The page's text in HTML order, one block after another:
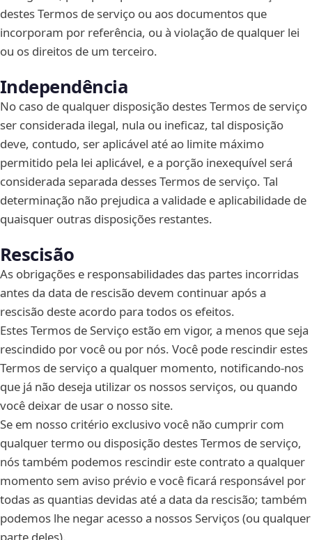
destes Termos de serviço ou aos documentos que
incorporam por referência, ou à violação de qualquer lei
ou os direitos de um terceiro.
Independência
No caso de qualquer disposição destes Termos de serviço
ser considerada ilegal, nula ou ineficaz, tal disposição
deve, contudo, ser aplicável até ao limite máximo
permitido pela lei aplicável, e a porção inexequível será
considerada separada desses Termos de serviço. Tal
determinação não prejudica a validade e aplicabilidade de
quaisquer outras disposições restantes.
Rescisão
As obrigações e responsabilidades das partes incorridas
antes da data de rescisão devem continuar após a
rescisão deste acordo para todos os efeitos.
Estes Termos de Serviço estão em vigor, a menos que seja
rescindido por você ou por nós. Você pode rescindir estes
Termos de serviço a qualquer momento, notificando-nos
que já não deseja utilizar os nossos serviços, ou quando
você deixar de usar o nosso site.
Se em nosso critério exclusivo você não cumprir com
qualquer termo ou disposição destes Termos de serviço,
nós também podemos rescindir este contrato a qualquer
momento sem aviso prévio e você ficará responsável por
todas as quantias devidas até a data da rescisão; também
podemos lhe negar acesso a nossos Serviços (ou qualquer